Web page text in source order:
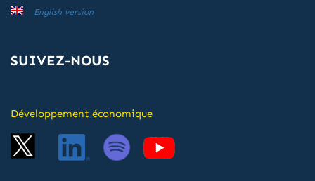
English version
SUIVEZ-NOUS
Développement économique